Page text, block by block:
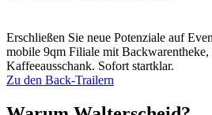
Erschließen Sie neue Potenziale auf
mobile 9qm Filiale mit
Kaffeeausschank. Sofort startklar.
Zu den Back-Trailern